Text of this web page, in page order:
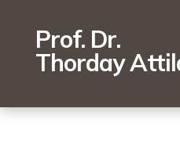
Prof. Dr.
Thorday